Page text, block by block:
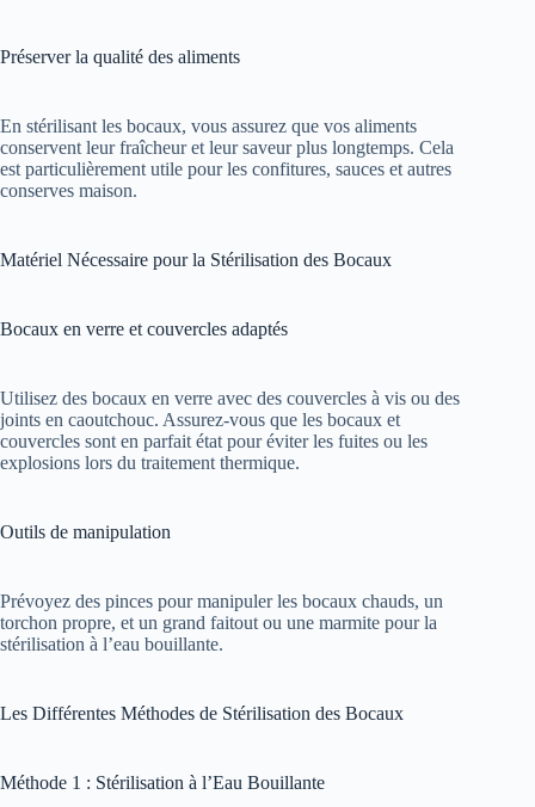
Préserver la qualité des aliments
En stérilisant les bocaux, vous assurez que vos aliments
conservent leur fraîcheur et leur saveur plus longtemps. Cela
est particulièrement utile pour les confitures, sauces et autres
conserves maison.
Matériel Nécessaire pour la Stérilisation des Bocaux
Bocaux en verre et couvercles adaptés
Utilisez des bocaux en verre avec des couvercles à vis ou des
joints en caoutchouc. Assurez-vous que les bocaux et
couvercles sont en parfait état pour éviter les fuites ou les
explosions lors du traitement thermique.
Outils de manipulation
Prévoyez des pinces pour manipuler les bocaux chauds, un
torchon propre, et un grand faitout ou une marmite pour la
stérilisation à l’eau bouillante.
Les Différentes Méthodes de Stérilisation des Bocaux
Méthode 1 : Stérilisation à l’Eau Bouillante